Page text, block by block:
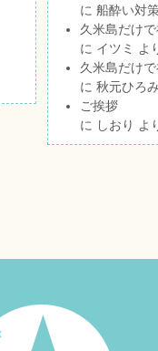
に 船酔い対
久米島だけ
に イツミ
よ
久米島だけ
に 秋元ひろ
ご挨拶
に しおり よ